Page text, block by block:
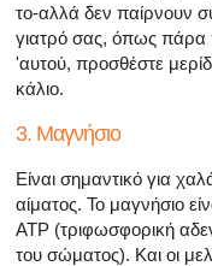
το-αλλά δεν παίρνουν
γιατρό σας, όπως πάρα
'αυτού, προσθέστε
κάλιο.
3. Μαγνήσιο
Είναι σημαντικό για
αίματος. Το μαγνήσιο
ATP (τριφωσφορική
του σώματος). Και οι